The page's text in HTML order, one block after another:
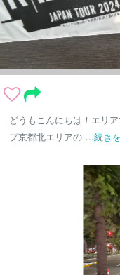
どうもこんにちは！エリ
プ京都北エリアの ...続き